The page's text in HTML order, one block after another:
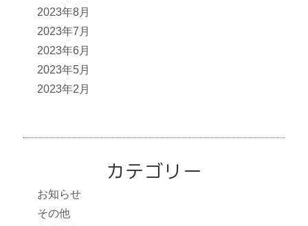
2023年8月
2023年7月
2023年6月
2023年5月
2023年2月
カテゴリー
お知らせ
その他